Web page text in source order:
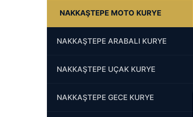
NAKKAŞTEPE MOTO KURYE
NAKKAŞTEPE ARABALI KURYE
NAKKAŞTEPE UÇAK KURYE
NAKKAŞTEPE GECE KURYE